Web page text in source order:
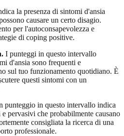
la presenza di sintomi d'ansia
causare un certo disagio.
per l'autoconsapevolezza e
di coping positive.
I punteggi in questo intervallo
d'ansia sono frequenti e
sul tuo funzionamento quotidiano. È
questi sintomi con un
punteggio in questo intervallo indica
pervasivi che probabilmente causano
consigliata la ricerca di una
professionale.